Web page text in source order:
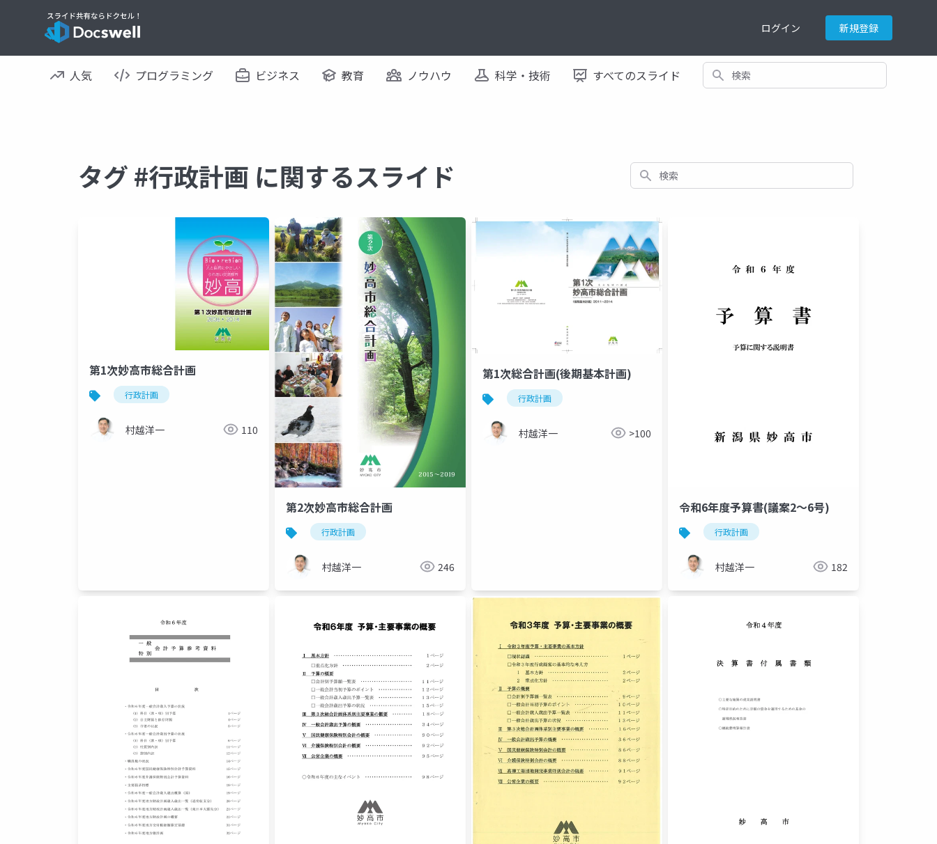
ログイン 新規登録
人気 プログラミング ビジネス 教育 ノウハウ 科学・技術 すべてのスライド 検索
タグ #行政計画 に関するスライド 検索
第1次妙高市総合計画
行政計画
村越洋一 110
第2次妙高市総合計画
行政計画
村越洋一 246
第1次総合計画(後期基本計画)
行政計画
村越洋一 >100
令和6年度予算書(議案2～6号)
行政計画
村越洋一 182